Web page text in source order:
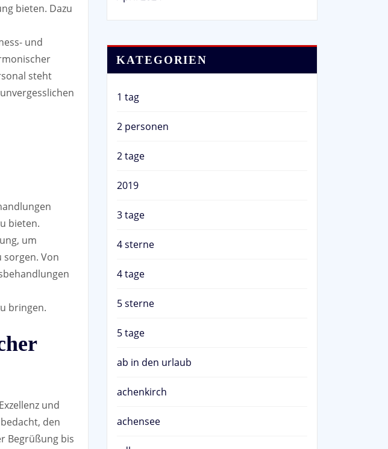
bieten. Dazu
und
steht
bieten.
um
sorgen. Von
bringen.
und
den
Begrüßung bis
KATEGORIEN
1 tag
2 personen
2 tage
2019
3 tage
4 sterne
4 tage
5 sterne
5 tage
ab in den urlaub
achenkirch
achensee